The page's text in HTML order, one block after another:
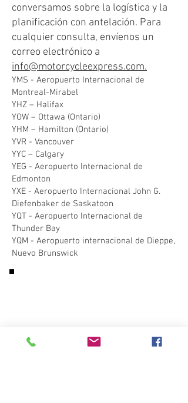
conversamos sobre la logística y la
planificación con antelación. Para
cualquier consulta, envíenos un
correo electrónico a
info@motorcycleexpress.com.
YMS - Aeropuerto Internacional de
Montreal-Mirabel
YHZ – Halifax
YOW – Ottawa (Ontario)
YHM – Hamilton (Ontario)
YVR - Vancouver
YYC – Calgary
YEG - Aeropuerto Internacional de
Edmonton
YXE - Aeropuerto Internacional John G.
Diefenbaker de Saskatoon
YQT - Aeropuerto Internacional de
Thunder Bay
YQM - Aeropuerto internacional de Dieppe,
Nuevo Brunswick